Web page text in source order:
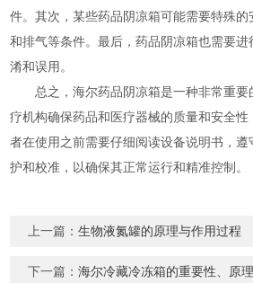
件。其次，某些药品阴凉箱可能需要特殊
和排气等条件。最后，药品阴凉箱也需要
淆和误用。
总之，海尔药品阴凉箱是一种非常重要
疗机构确保药品和医疗器械的质量和安全性
者在使用之前需要仔细阅读设备说明书，
护和校准，以确保其正常运行和精准控制。
上一篇：生物液氮罐的原理与作用过程
下一篇：海尔冷藏冷冻箱的重要性、原